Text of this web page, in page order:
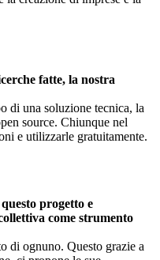
fatte, la nostra
di una soluzione tecnica, la
source. Chiunque nel
e utilizzarle gratuitamente.
progetto e
come strumento
di ognuno. Questo grazie a